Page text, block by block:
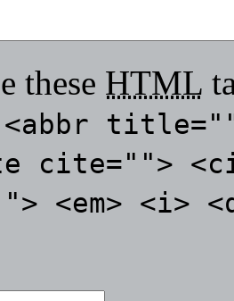
these HTML
cite="">
<em> <i>